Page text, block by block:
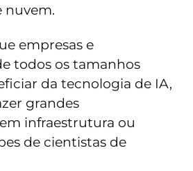
nuvem.
empresas e
todos os tamanhos
da tecnologia de IA,
grandes
infraestrutura ou
de cientistas de